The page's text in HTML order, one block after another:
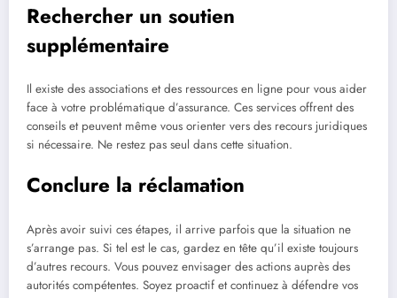
Rechercher un soutien
supplémentaire
Il existe des associations et des ressources en ligne pour vous aider
face à votre problématique d’assurance. Ces services offrent des
conseils et peuvent même vous orienter vers des recours juridiques
si nécessaire. Ne restez pas seul dans cette situation.
Conclure la réclamation
Après avoir suivi ces étapes, il arrive parfois que la situation ne
s’arrange pas. Si tel est le cas, gardez en tête qu’il existe toujours
d’autres recours. Vous pouvez envisager des actions auprès des
autorités compétentes. Soyez proactif et continuez à défendre vos